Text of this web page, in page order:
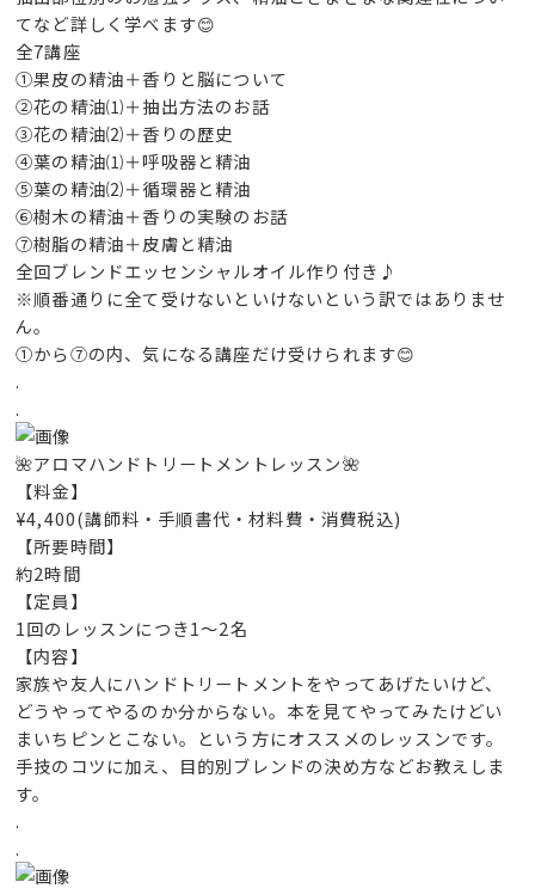
てなど詳しく学べます😊
全7講座
①果皮の精油＋香りと脳について
②花の精油⑴＋抽出方法のお話
③花の精油⑵＋香りの歴史
④葉の精油⑴＋呼吸器と精油
⑤葉の精油⑵＋循環器と精油
⑥樹木の精油＋香りの実験のお話
⑦樹脂の精油＋皮膚と精油
全回ブレンドエッセンシャルオイル作り付き♪
※順番通りに全て受けないといけないという訳ではありませ
ん。
①から⑦の内、気になる講座だけ受けられます😊
.
.
🌺アロマハンドトリートメントレッスン🌺
【料金】
¥4,400(講師料・手順書代・材料費・消費税込)
【所要時間】
約2時間
【定員】
1回のレッスンにつき1～2名
【内容】
家族や友人にハンドトリートメントをやってあげたいけど、
どうやってやるのか分からない。本を見てやってみたけどい
まいちピンとこない。という方にオススメのレッスンです。
手技のコツに加え、目的別ブレンドの決め方などお教えしま
す。
.
.